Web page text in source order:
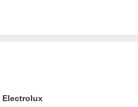
Electrolux